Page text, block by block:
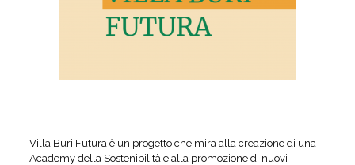
Villa Buri Futura è un progetto che mira alla creazione di una
Academy della Sostenibilità e alla promozione di nuovi